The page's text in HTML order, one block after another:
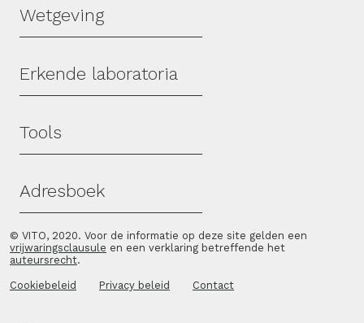
Wetgeving
Erkende laboratoria
Tools
Adresboek
© VITO, 2020. Voor de informatie op deze site gelden een
vrijwaringsclausule en een verklaring betreffende het
auteursrecht.
Cookiebeleid Privacy beleid Contact